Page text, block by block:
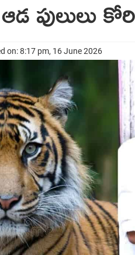
పులులు
on: 8:17 pm, 16 June 2026